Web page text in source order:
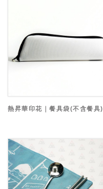
熱昇華印花｜餐具袋(不含餐具)